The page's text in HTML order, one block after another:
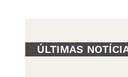
ÚLTIMAS